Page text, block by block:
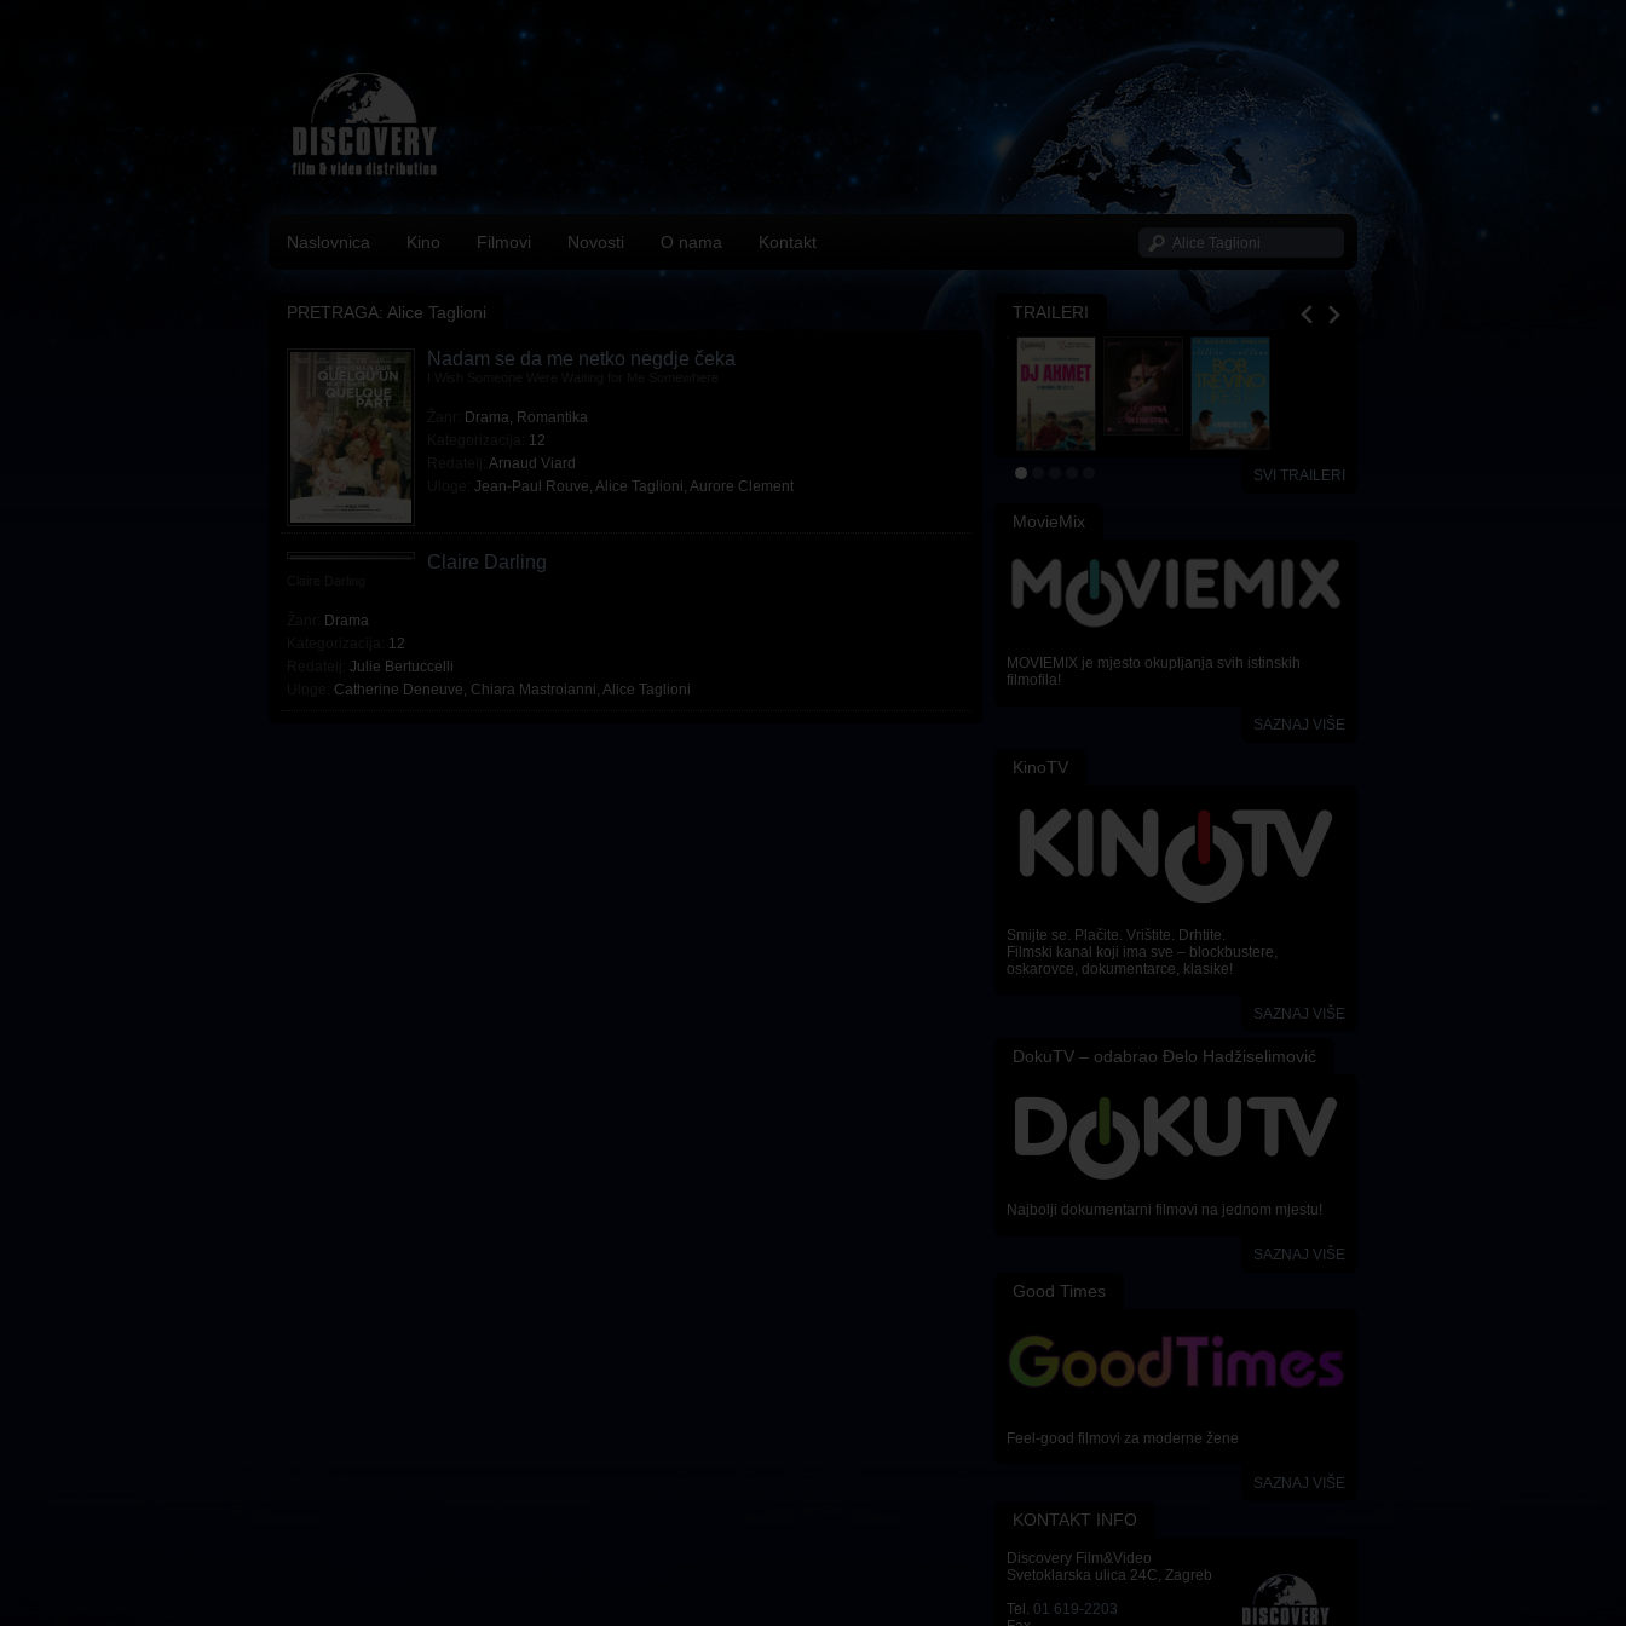
Naslovnica Kino Filmovi Novosti O nama Kontakt
PRETRAGA: Alice Taglioni
Nadam se da me netko negdje čeka
Drama, Romantika
12
Arnaud Viard
Jean-Paul Rouve, Alice Taglioni, Aurore Clement
Claire Darling
Drama
12
Julie Bertuccelli
Catherine Deneuve, Chiara Mastroianni, Alice Taglioni
TRAILERI
SVI TRAILERI
MovieMix
MOVIEMIX je mjesto okupljanja svih istinskih
filmofila!
SAZNAJ VIŠE
KinoTV
Smijte se. Plačite. Vrištite. Drhtite.
Filmski kanal koji ima sve – blockbustere,
oskarovce, dokumentarce, klasike!
SAZNAJ VIŠE
DokuTV – odabrao Đelo Hadžiselimović
Najbolji dokumentarni filmovi na jednom mjestu!
SAZNAJ VIŠE
Good Times
Feel-good filmovi za moderne žene
SAZNAJ VIŠE
KONTAKT INFO
Discovery Film&Video
Svetoklarska ulica 24C, Zagreb
Tel. 01 619-2203